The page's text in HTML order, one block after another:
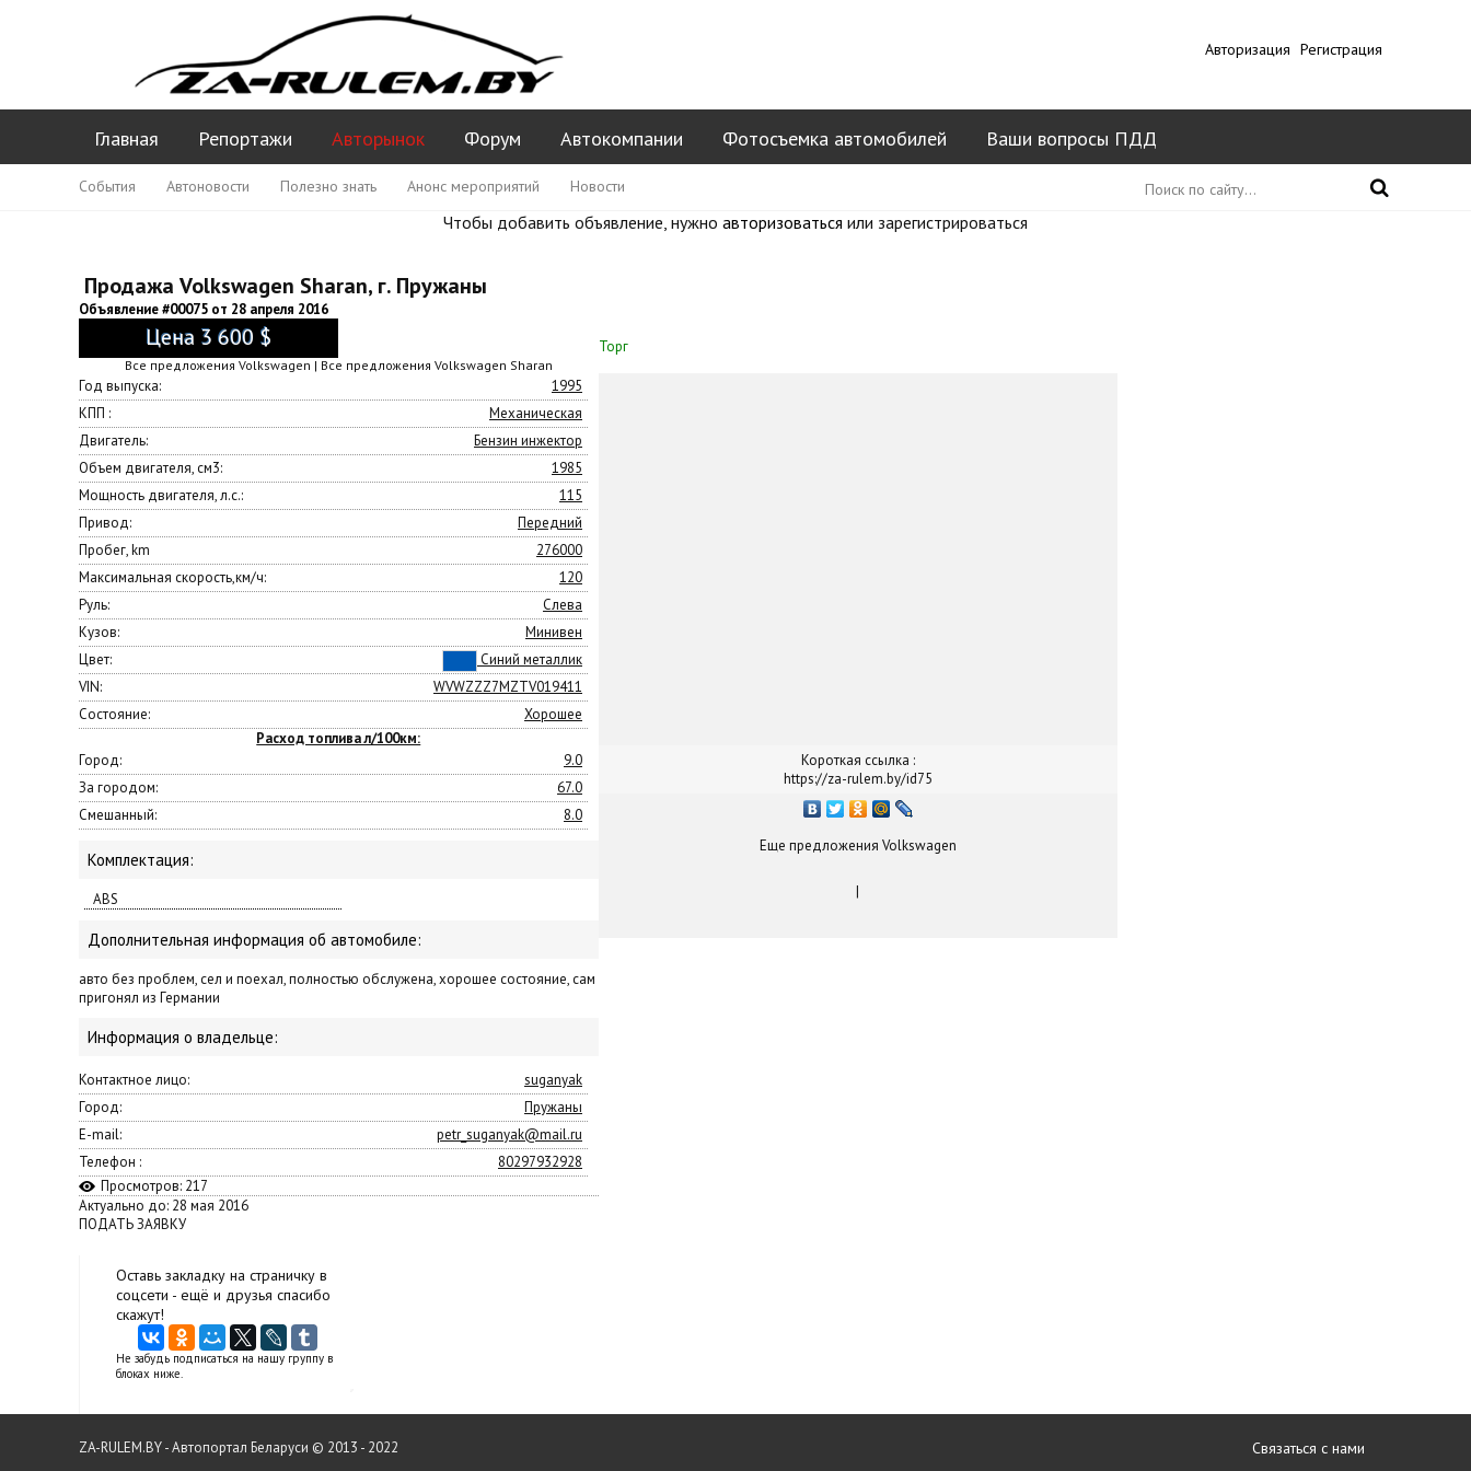
Авторизация Регистрация
Главная Репортажи Авторынок Форум Автокомпании Фотосъемка автомобилей Ваши вопросы ПДД
События Автоновости Полезно знать Анонс мероприятий Новости
Чтобы добавить объявление, нужно авторизоваться или зарегистрироваться
Продажа Volkswagen Sharan, г. Пружаны
Объявление #00075 от 28 апреля 2016
Цена 3 600 $ Торг
Все предложения Volkswagen | Все предложения Volkswagen Sharan
Год выпуска:
1995
КПП :
Механическая
Двигатель:
Бензин инжектор
Объем двигателя, см3:
1985
Мощность двигателя, л.с.:
115
Привод:
Передний
Пробег, km
276000
Максимальная скорость,км/ч:
120
Руль:
Слева
Кузов:
Минивен
Цвет:
Синий металлик
VIN:
WVWZZZ7MZTV019411
Состояние:
Хорошее
Расход топлива л/100км:
Город:
9.0
За городом:
67.0
Смешанный:
8.0
Комплектация:
ABS
Дополнительная информация об автомобиле:
авто без проблем, сел и поехал, полностью обслужена, хорошее состояние, сам
пригонял из Германии
Информация о владельце:
Контактное лицо:
suganyak
Город:
Пружаны
E-mail:
petr_suganyak@mail.ru
Телефон :
80297932928
Просмотров: 217
Актуально до: 28 мая 2016
Короткая ссылка :
https://za-rulem.by/id75
Еще предложения Volkswagen
|
ПОДАТЬ ЗАЯВКУ
Оставь закладку на страничку в
соцсети - ещё и друзья спасибо
скажут!
Не забудь подписаться на нашу группу в
блоках ниже.
ZA-RULEM.BY - Автопортал Беларуси © 2013 - 2022 Связаться с нами